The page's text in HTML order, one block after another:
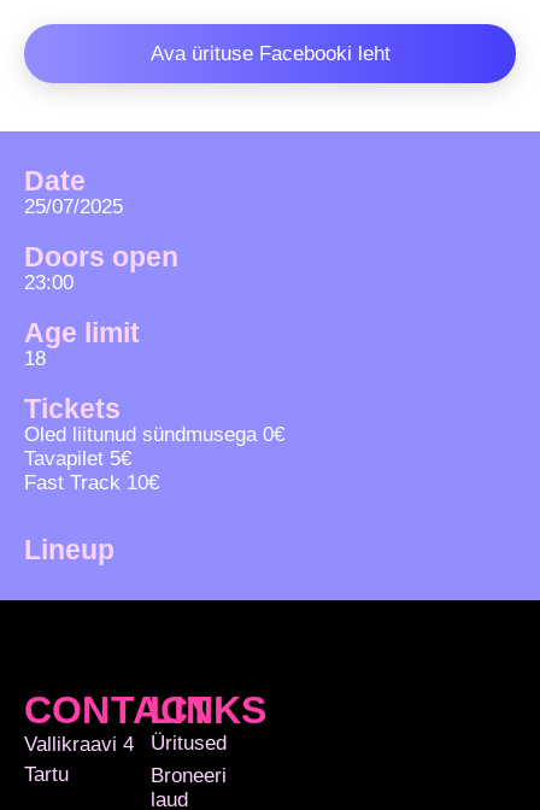
Ava ürituse Facebooki leht
Date
25/07/2025
Doors open
23:00
Age limit
18
Tickets
Oled liitunud sündmusega 0€
Tavapilet 5€
Fast Track 10€
Lineup
CONTACT
Vallikraavi 4
Tartu
LINKS
Üritused
Broneeri
laud